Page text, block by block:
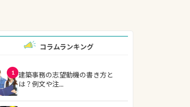
コラムランキング
1
建築事務の志望動機の書き方と
は？例文や注...